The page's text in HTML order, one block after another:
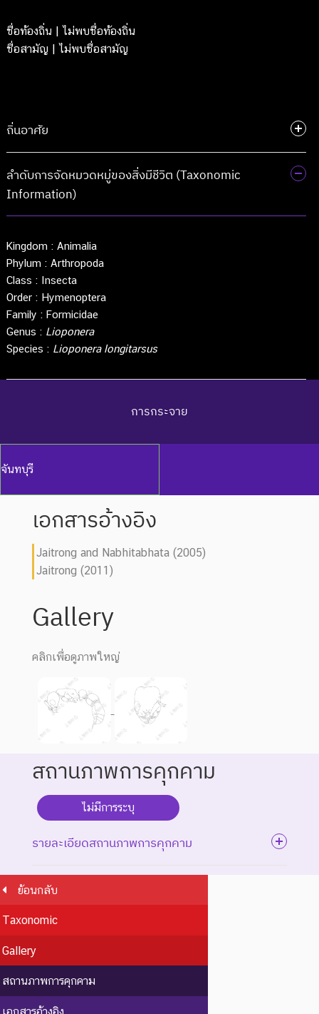
ชื่อท้องถิ่น | ไม่พบชื่อท้องถิ่น
ชื่อสามัญ | ไม่พบชื่อสามัญ
ถิ่นอาศัย
ลำดับการจัดหมวดหมู่ของสิ่งมีชีวิต (Taxonomic
Information)
Kingdom : Animalia
Phylum : Arthropoda
Class :Insecta
Order : Hymenoptera
Family :Formicidae
Genus : Lioponera
Species : Lioponera longitarsus
การกระจาย
จันทบุรี
เอกสารอ้างอิง
Jaitrong and Nabhitabhata (2005)
Jaitrong (2011)
Gallery
คลิกเพื่อดูภาพใหญ่
สถานภาพการคุกคาม
ไม่มีการระบุ
รายละเอียดสถานภาพการคุกคาม
EX : Extinct
EW :
ย้อนกลับ
Taxonomic
Gallery
สถานภาพการคุกคาม